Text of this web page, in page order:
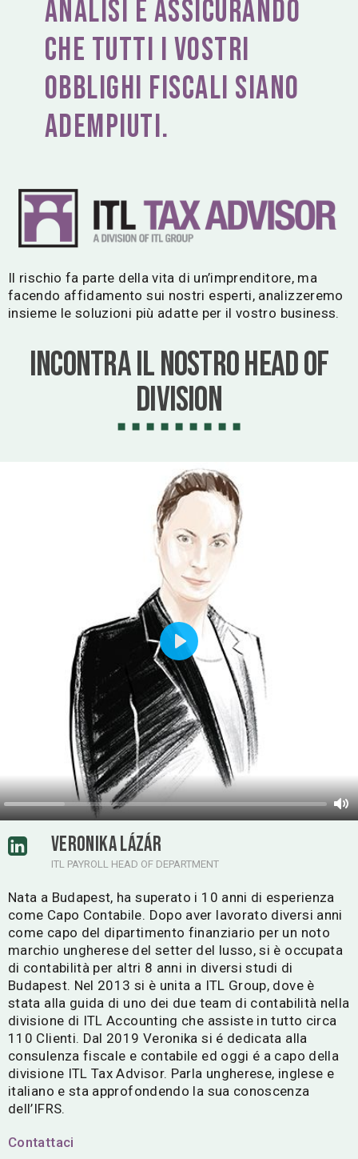
analisi e assicurando
che tutti i vostri
obblighi fiscali siano
adempiuti.
Il rischio fa parte della vita di un’imprenditore, ma
facendo affidamento sui nostri esperti, analizzeremo
insieme le soluzioni più adatte per il vostro business.
Incontra il nostro Head of
Division
Play
VERONIKA LÁZÁR
ITL PAYROLL HEAD OF DEPARTMENT
Nata a Budapest, ha superato i 10 anni di esperienza
come Capo Contabile. Dopo aver lavorato diversi anni
come capo del dipartimento finanziario per un noto
marchio ungherese del setter del lusso, si è occupata
di contabilità per altri 8 anni in diversi studi di
Budapest. Nel 2013 si è unita a ITL Group, dove è
stata alla guida di uno dei due team di contabilità nella
divisione di ITL Accounting che assiste in tutto circa
110 Clienti. Dal 2019 Veronika si é dedicata alla
consulenza fiscale e contabile ed oggi é a capo della
divisione ITL Tax Advisor. Parla ungherese, inglese e
italiano e sta approfondendo la sua conoscenza
dell’IFRS.
Contattaci